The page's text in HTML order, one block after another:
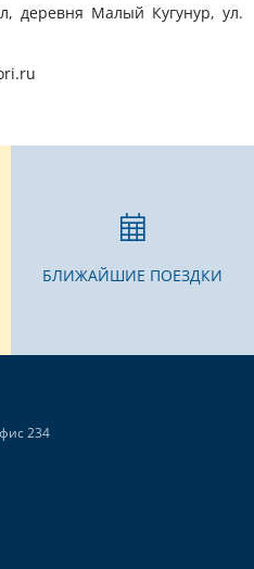
деревня Малый Кугунур, ул.
БЛИЖАЙШИЕ ПОЕЗДКИ
234